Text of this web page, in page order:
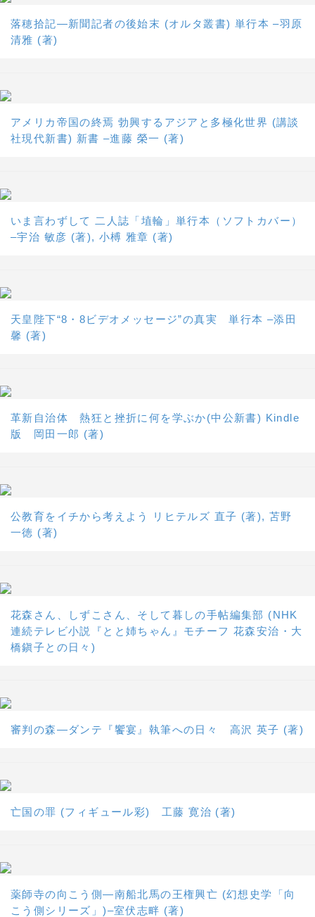
落穂拾記―新聞記者の後始末 (オルタ叢書) 単行本 –羽原
清雅 (著)
アメリカ帝国の終焉 勃興するアジアと多極化世界 (講談
社現代新書) 新書 –進藤 榮一 (著)
いま言わずして 二人誌「埴輪」単行本（ソフトカバー）
–宇治 敏彦 (著), 小榑 雅章 (著)
天皇陛下“8・8ビデオメッセージ”の真実 単行本 –添田
馨 (著)
革新自治体 熱狂と挫折に何を学ぶか(中公新書) Kindle
版 岡田一郎 (著)
公教育をイチから考えよう リヒテルズ 直子 (著), 苫野
一徳 (著)
花森さん、しずこさん、そして暮しの手帖編集部 (NHK
連続テレビ小説『とと姉ちゃん』モチーフ 花森安治・大
橋鎭子との日々)
審判の森―ダンテ『饗宴』執筆への日々 高沢 英子 (著)
亡国の罪 (フィギュール彩) 工藤 寛治 (著)
薬師寺の向こう側―南船北馬の王権興亡 (幻想史学「向
こう側シリーズ」)–室伏志畔 (著)